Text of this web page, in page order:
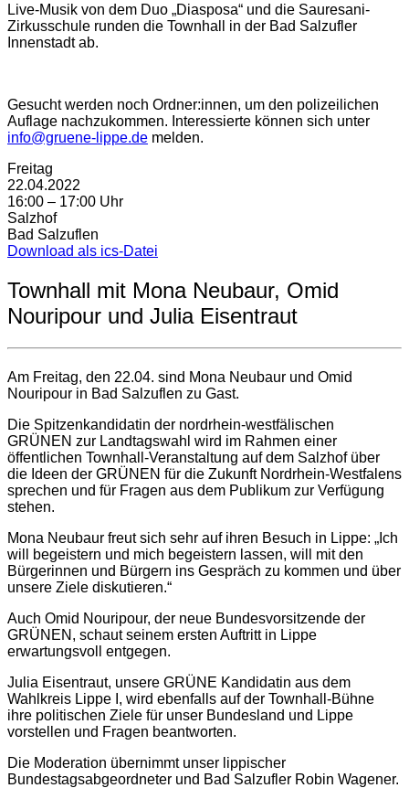
Live-Musik von dem Duo „Diasposa“ und die Sauresani-
Zirkusschule runden die Townhall in der Bad Salzufler
Innenstadt ab.
Gesucht werden noch Ordner:innen, um den polizeilichen
Auflage nachzukommen. Interessierte können sich unter
info@gruene-lippe.de melden.
Freitag
22.04.2022
16:00 – 17:00 Uhr
Salzhof
Bad Salzuflen
Download als ics-Datei
Townhall mit Mona Neubaur, Omid
Nouripour und Julia Eisentraut
Am Freitag, den 22.04. sind Mona Neubaur und Omid
Nouripour in Bad Salzuflen zu Gast.
Die Spitzenkandidatin der nordrhein-westfälischen
GRÜNEN zur Landtagswahl wird im Rahmen einer
öffentlichen Townhall-Veranstaltung auf dem Salzhof über
die Ideen der GRÜNEN für die Zukunft Nordrhein-Westfalens
sprechen und für Fragen aus dem Publikum zur Verfügung
stehen.
Mona Neubaur freut sich sehr auf ihren Besuch in Lippe: „Ich
will begeistern und mich begeistern lassen, will mit den
Bürgerinnen und Bürgern ins Gespräch zu kommen und über
unsere Ziele diskutieren.“
Auch Omid Nouripour, der neue Bundesvorsitzende der
GRÜNEN, schaut seinem ersten Auftritt in Lippe
erwartungsvoll entgegen.
Julia Eisentraut, unsere GRÜNE Kandidatin aus dem
Wahlkreis Lippe I, wird ebenfalls auf der Townhall-Bühne
ihre politischen Ziele für unser Bundesland und Lippe
vorstellen und Fragen beantworten.
Die Moderation übernimmt unser lippischer
Bundestagsabgeordneter und Bad Salzufler Robin Wagener.